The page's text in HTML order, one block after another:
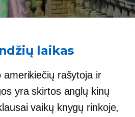
laikas
amerikiečių rašytoja ir
yra skirtos anglų kinų
vaikų knygų rinkoje,